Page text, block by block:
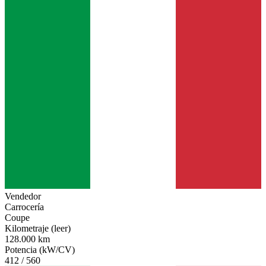
Vendedor
Carrocería
Coupe
Kilometraje (leer)
128.000 km
Potencia (kW/CV)
412 / 560